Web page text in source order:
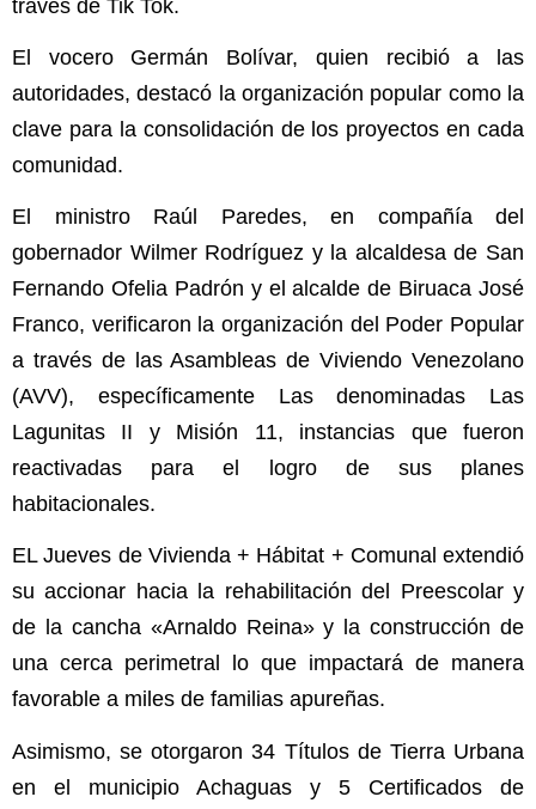
través de Tik Tok.
El vocero Germán Bolívar, quien recibió a las
autoridades, destacó la organización popular como la
clave para la consolidación de los proyectos en cada
comunidad.
El ministro Raúl Paredes, en compañía del
gobernador Wilmer Rodríguez y la alcaldesa de San
Fernando Ofelia Padrón y el alcalde de Biruaca José
Franco, verificaron la organización del Poder Popular
a través de las Asambleas de Viviendo Venezolano
(AVV), específicamente Las denominadas Las
Lagunitas II y Misión 11, instancias que fueron
reactivadas para el logro de sus planes
habitacionales.
EL Jueves de Vivienda + Hábitat + Comunal extendió
su accionar hacia la rehabilitación del Preescolar y
de la cancha «Arnaldo Reina» y la construcción de
una cerca perimetral lo que impactará de manera
favorable a miles de familias apureñas.
Asimismo, se otorgaron 34 Títulos de Tierra Urbana
en el municipio Achaguas y 5 Certificados de